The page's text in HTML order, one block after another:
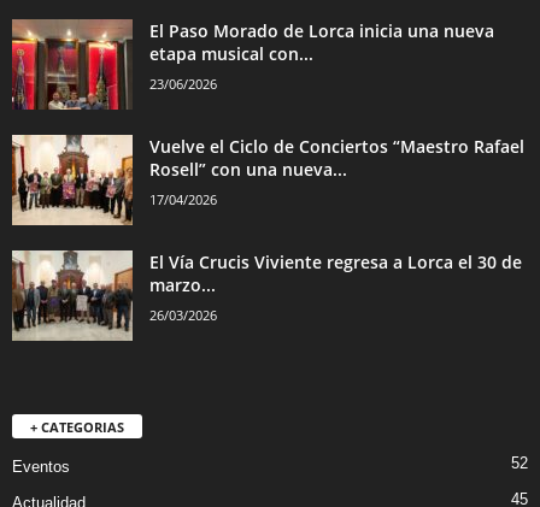
El Paso Morado de Lorca inicia una nueva
etapa musical con...
23/06/2026
Vuelve el Ciclo de Conciertos “Maestro Rafael
Rosell” con una nueva...
17/04/2026
El Vía Crucis Viviente regresa a Lorca el 30 de
marzo...
26/03/2026
+ CATEGORIAS
Eventos 52
Actualidad 45